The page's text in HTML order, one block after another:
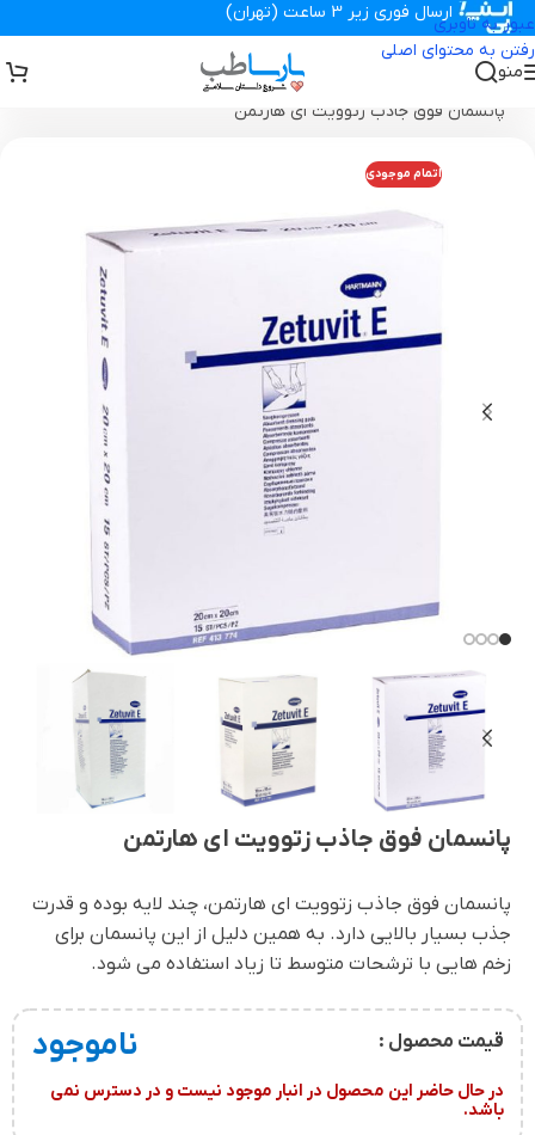
عبور به ناوبری
رفتن به محتوای اصلی
ارسال فوری زیر 3 ساعت (تهران)
منو
تجهیزات پزشکی پارساطب انواع پانسمان زخم
>
پانسمان فوق جاذب زتوویت ای هارتمن
اتمام موجودی
پانسمان فوق جاذب زتوویت ای هارتمن
پانسمان فوق جاذب زتوویت ای هارتمن، چند لایه بوده و قدرت
جذب بسیار بالایی دارد. به همین دلیل از این پانسمان برای
زخم هایی با ترشحات متوسط تا زیاد استفاده می شود.
قیمت محصول : ناموجود
در حال حاضر این محصول در انبار موجود نیست و در دسترس نمی
باشد.